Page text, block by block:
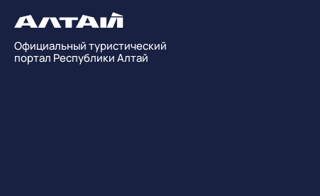
Официальный туристический
портал Республики Алтай